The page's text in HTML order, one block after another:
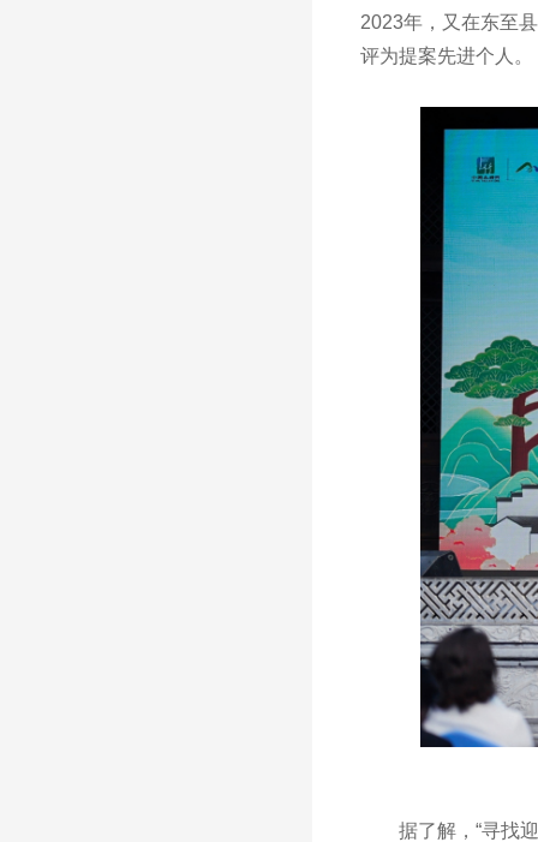
2023年，又在东至
评为提案先进个人。
据了解，“寻找迎